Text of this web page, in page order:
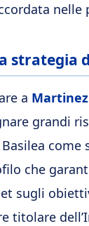
strategia
a Martinez
grandi
come
che
sugli
titolare